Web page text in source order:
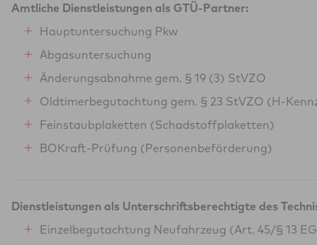
Amtliche Dienstleistungen als GTÜ-Partner:
Hauptuntersuchung Pkw
Abgasuntersuchung
Änderungsabnahme gem. § 19 (3) StVZO
Oldtimerbegutachtung gem. § 23 StVZO (H-
Feinstaubplaketten (Schadstoffplaketten)
BOKraft-Prüfung (Personenbeförderung)
Dienstleistungen als Unterschriftsberechtigte des
Einzelbegutachtung Neufahrzeug (Art. 45/§ 13